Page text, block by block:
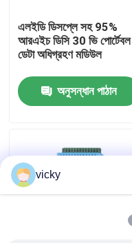
যোগাযোগ করুন
খবর
টর্ক ডায়নামিটার
এলইডি ডিসপ্লে সহ 95%
আরএইচ ডিসি 30 ভি পোর্টেবল
ডেটা অধিগ্রহণ মডিউল
অনুসন্ধান পাঠান
vicky